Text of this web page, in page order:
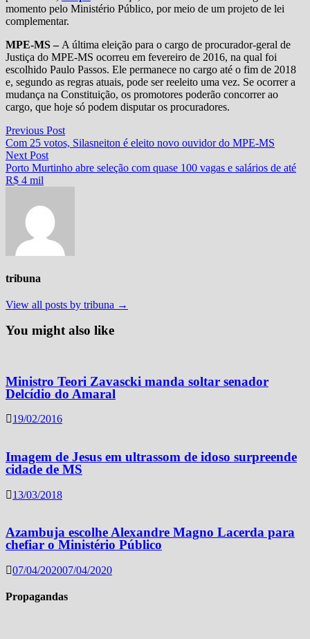
momento pelo Ministério Público, por meio de um projeto de lei
complementar.
MPE-MS –A última eleição para o cargo de procurador-geral de
Justiça do MPE-MS ocorreu em fevereiro de 2016, na qual foi
escolhido Paulo Passos. Ele permanece no cargo até o fim de 2018
e, segundo as regras atuais, pode ser reeleito uma vez. Se ocorrer a
mudança na Constituição, os promotores poderão concorrer ao
cargo, que hoje só podem disputar os procuradores.
Navegação
de
Post
Previous PostPrevious
post:
Com 25 votos, Silasneiton é eleito novo ouvidor do MPE-MS
Next PostNext
post:
Porto Murtinho abre seleção com quase 100 vagas e salários de até
R$ 4 mil
tribuna
View all posts by tribuna →
You might also like
Ministro Teori Zavascki manda soltar senador
Delcídio do Amaral
19/02/2016
Imagem de Jesus em ultrassom de idoso surpreende
cidade de MS
13/03/2018
Azambuja escolhe Alexandre Magno Lacerda para
chefiar o Ministério Público
07/04/202007/04/2020
Propagandas